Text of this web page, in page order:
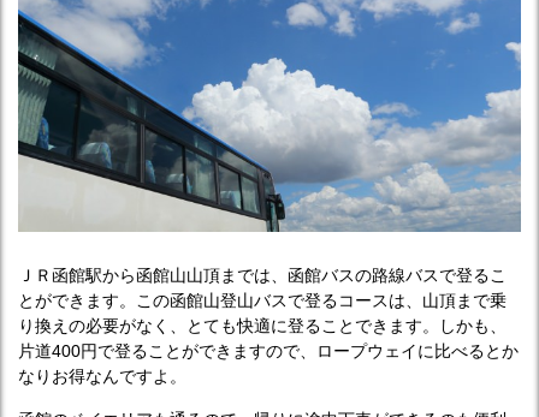
ＪＲ函館駅から函館山山頂までは、函館バスの路線バスで登るこ
とができます。この函館山登山バスで登るコースは、山頂まで乗
り換えの必要がなく、とても快適に登ることできます。しかも、
片道400円で登ることができますので、ロープウェイに比べるとか
なりお得なんですよ。